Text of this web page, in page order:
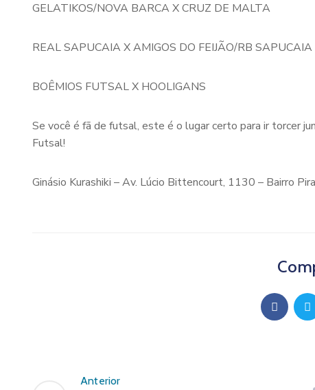
GELATIKOS/NOVA BARCA X CRUZ DE MALTA
REAL SAPUCAIA X AMIGOS DO FEIJÃO/RB SAPUCAIA
BOÊMIOS FUTSAL X HOOLIGANS
Se você é fã de futsal, este é o lugar certo para ir torcer
Futsal!
Ginásio Kurashiki – Av. Lúcio Bittencourt, 1130 – Bairro
Anterior